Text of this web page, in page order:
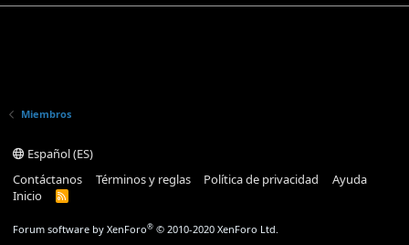
Miembros
Español (ES)
Contáctanos
Términos y reglas Política de privacidad
Ayuda
Inicio
R
Forum software by XenForo® © 2010-2020 XenForo Ltd.